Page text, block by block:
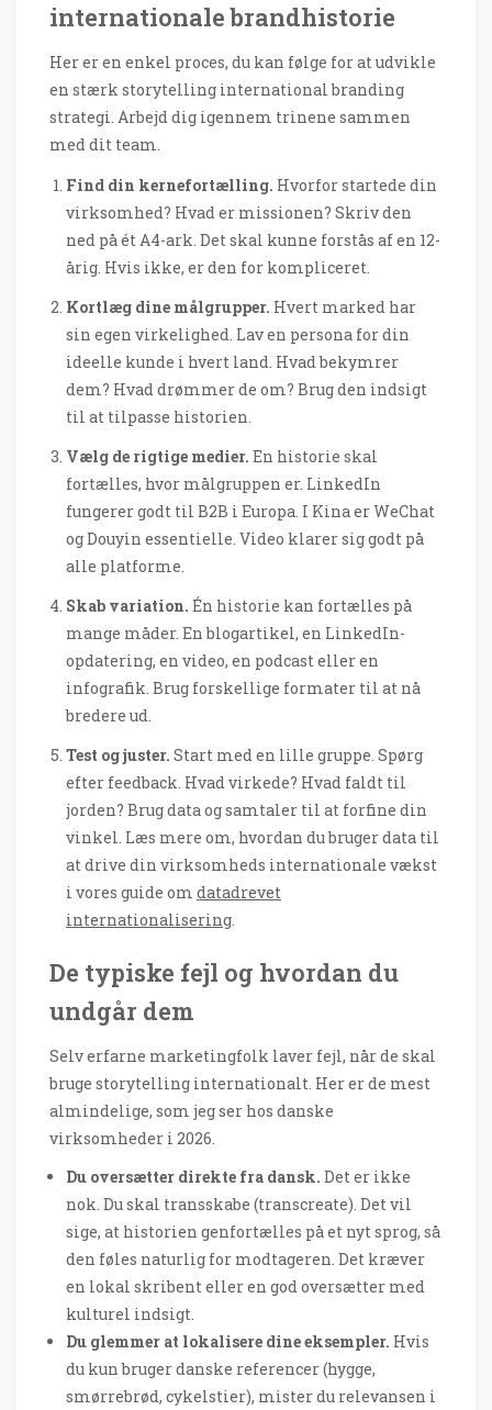
internationale brandhistorie
Her er en enkel proces, du kan følge for at udvikle
en stærk storytelling international branding
strategi. Arbejd dig igennem trinene sammen
med dit team.
Find din kernefortælling. Hvorfor startede din
virksomhed? Hvad er missionen? Skriv den
ned på ét A4-ark. Det skal kunne forstås af en 12-
årig. Hvis ikke, er den for kompliceret.
Kortlæg dine målgrupper. Hvert marked har
sin egen virkelighed. Lav en persona for din
ideelle kunde i hvert land. Hvad bekymrer
dem? Hvad drømmer de om? Brug den indsigt
til at tilpasse historien.
Vælg de rigtige medier. En historie skal
fortælles, hvor målgruppen er. LinkedIn
fungerer godt til B2B i Europa. I Kina er WeChat
og Douyin essentielle. Video klarer sig godt på
alle platforme.
Skab variation. Én historie kan fortælles på
mange måder. En blogartikel, en LinkedIn-
opdatering, en video, en podcast eller en
infografik. Brug forskellige formater til at nå
bredere ud.
Test og juster. Start med en lille gruppe. Spørg
efter feedback. Hvad virkede? Hvad faldt til
jorden? Brug data og samtaler til at forfine din
vinkel. Læs mere om, hvordan du bruger data til
at drive din virksomheds internationale vækst
i vores guide om datadrevet
internationalisering.
De typiske fejl og hvordan du
undgår dem
Selv erfarne marketingfolk laver fejl, når de skal
bruge storytelling internationalt. Her er de mest
almindelige, som jeg ser hos danske
virksomheder i 2026.
Du oversætter direkte fra dansk. Det er ikke
nok. Du skal transskabe (transcreate). Det vil
sige, at historien genfortælles på et nyt sprog, så
den føles naturlig for modtageren. Det kræver
en lokal skribent eller en god oversætter med
kulturel indsigt.
Du glemmer at lokalisere dine eksempler. Hvis
du kun bruger danske referencer (hygge,
smørrebrød, cykelstier), mister du relevansen i